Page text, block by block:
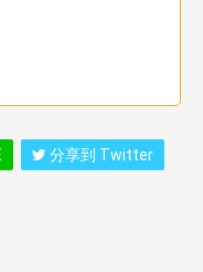
分享到 Twitter